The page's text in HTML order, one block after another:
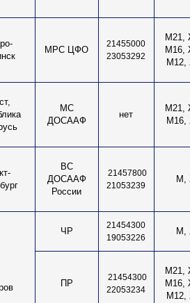
МРС ЦФО
21455000
23053292
М21,
М16,
М12,
МС
ДОСААФ
нет
М21,
М16,
ВС
ДОСААФ
России
21457800
21053239
М,
ЧР
21454300
19053226
М,
ПР
21454300
22053234
М21,
М16,
М12,